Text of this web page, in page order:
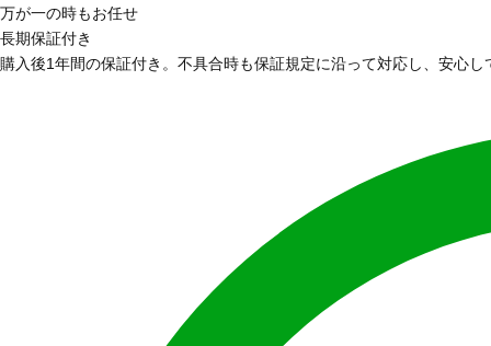
万が一の時もお任せ
長期保証付き
購入後1年間の保証付き。不具合時も保証規定に沿って対応し、安心